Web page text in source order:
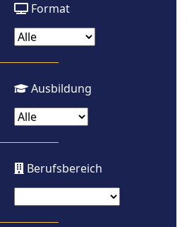
Format
Ausbildung
Berufsbereich